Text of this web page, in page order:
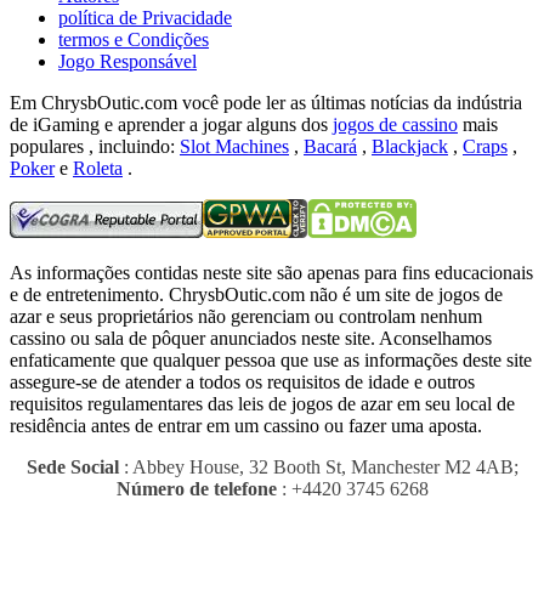
política de Privacidade
termos e Condições
Jogo Responsável
Em ChrysbOutic.com você pode ler as últimas notícias da indústria
de iGaming e aprender a jogar alguns dos jogos de cassino mais
populares , incluindo: Slot Machines , Bacará , Blackjack , Craps ,
Pokere Roleta .
As informações contidas neste site são apenas para fins educacionais
e de entretenimento. ChrysbOutic.com não é um site de jogos de
azar e seus proprietários não gerenciam ou controlam nenhum
cassino ou sala de pôquer anunciados neste site. Aconselhamos
enfaticamente que qualquer pessoa que use as informações deste site
assegure-se de atender a todos os requisitos de idade e outros
requisitos regulamentares das leis de jogos de azar em seu local de
residência antes de entrar em um cassino ou fazer uma aposta.
Sede Social: Abbey House, 32 Booth St, Manchester M2 4AB;
Número de telefone: +4420 3745 6268